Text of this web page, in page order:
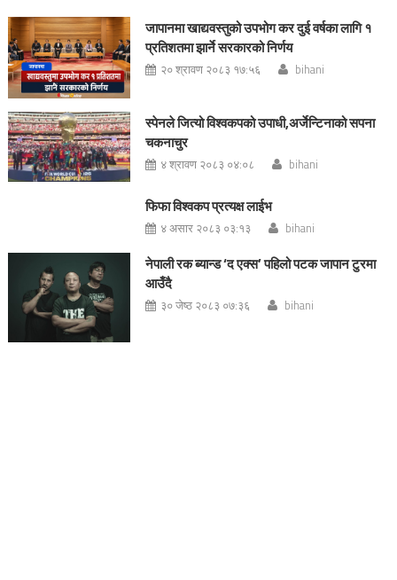
जापानमा खाद्यवस्तुको उपभोग कर दुई वर्षका लागि १
प्रतिशतमा झार्ने सरकारको निर्णय
२० श्रावण २०८३ १७:५६ bihani
स्पेनले जित्यो विश्वकपको उपाधी,अर्जेन्टिनाको सपना
चकनाचुर
४ श्रावण २०८३ ०४:०८ bihani
फिफा विश्वकप प्रत्यक्ष लाईभ
४ असार २०८३ ०३:१३ bihani
नेपाली रक ब्यान्ड ‘द एक्स’ पहिलो पटक जापान टुरमा
आउँदै
३० जेष्ठ २०८३ ०७:३६ bihani